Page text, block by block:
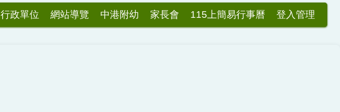
行政單位 網站導覽 中港附幼 家長會 115上簡易行事曆 登入管理